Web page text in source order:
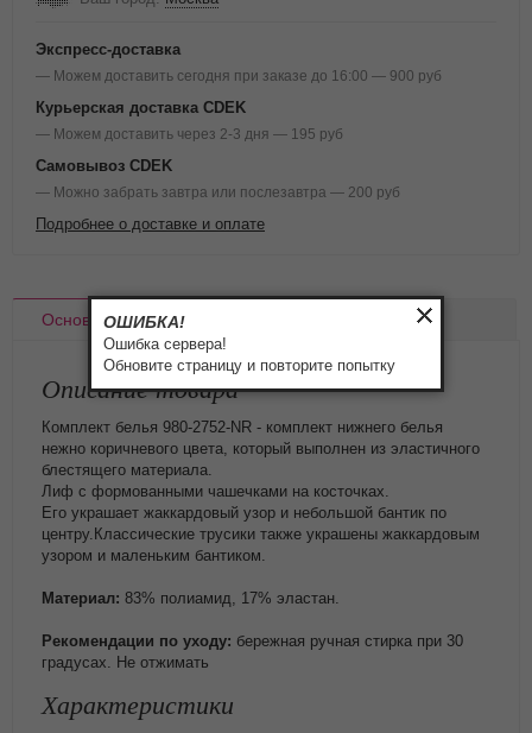
Экспресс-доставка
— Можем доставить сегодня при заказе до 16:00 — 900 руб
Курьерская доставка CDEK
— Можем доставить через 2-3 дня — 195 руб
Самовывоз CDEK
— Можно забрать завтра или послезавтра — 200 руб
Подробнее о доставке и оплате
Основное Оплата
Описание товара
Комплект белья 980-2752-NR - комплект нижнего белья
нежно коричневого цвета, который выполнен из эластичного
блестящего материала.
Лиф с формованными чашечками на косточках.
Его украшает жаккардовый узор и небольшой бантик по
центру.Классические трусики также украшены жаккардовым
узором и маленьким бантиком.
Материал: 83% полиамид, 17% эластан.
Рекомендации по уходу: бережная ручная стирка при 30
градусах. Не отжимать
Характеристики
ОШИБКА!
Ошибка сервера!
Обновите страницу и повторите попытку